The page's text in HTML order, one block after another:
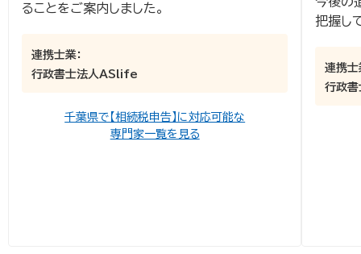
ることをご案内しました。
連携士業：
行政書士法人ASlife
千葉県で【相続税申告】に対応可能な
専門家一覧を見る
把握し
連携士
行政